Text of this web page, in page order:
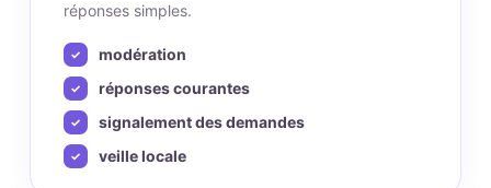
réponses simples.
modération
réponses courantes
signalement des demandes
veille locale